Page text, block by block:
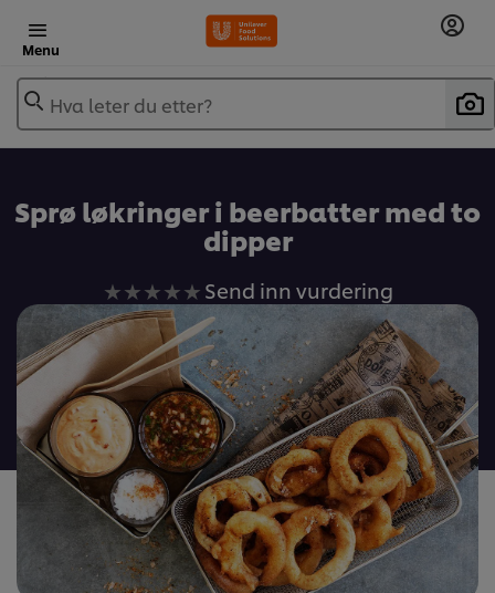
Menu
Hva leter du etter?
Sprø løkringer i beerbatter med to
dipper
Ingen
vurderinger
sendt
inn
for
denne
recipe
Send inn vurdering